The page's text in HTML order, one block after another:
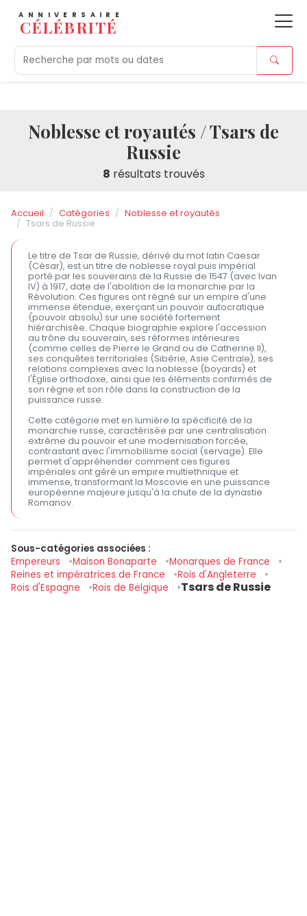
ANNIVERSAIRE
CÉLÉBRITÉ
Aujourd'hui Tendances Morts
Noblesse et royautés / Tsars de
Russie
8 résultats trouvés
Accueil Catégories
Noblesse et royautés
Tsars de Russie
Le titre de Tsar de Russie, dérivé du mot latin Caesar
(César), est un titre de noblesse royal puis impérial
porté par les souverains de la Russie de 1547 (avec Ivan
IV) à 1917, date de l'abolition de la monarchie par la
Révolution. Ces figures ont régné sur un empire d'une
immense étendue, exerçant un pouvoir autocratique
(pouvoir absolu) sur une société fortement
hiérarchisée. Chaque biographie explore l'accession
au trône du souverain, ses réformes intérieures
(comme celles de Pierre le Grand ou de Catherine II),
ses conquêtes territoriales (Sibérie, Asie Centrale), ses
relations complexes avec la noblesse (boyards) et
l'Église orthodoxe, ainsi que les éléments confirmés de
son règne et son rôle dans la construction de la
puissance russe.
Cette catégorie met en lumière la spécificité de la
monarchie russe, caractérisée par une centralisation
extrême du pouvoir et une modernisation forcée,
contrastant avec l'immobilisme social (servage). Elle
permet d'appréhender comment ces figures
impériales ont géré un empire multiethnique et
immense, transformant la Moscovie en une puissance
européenne majeure jusqu'à la chute de la dynastie
Romanov.
Sous-catégories associées :
Empereurs
Maison Bonaparte
Monarques de France
Reines et impératrices de France
Rois d'Angleterre
Rois d'Espagne
Rois de Belgique Tsars de Russie